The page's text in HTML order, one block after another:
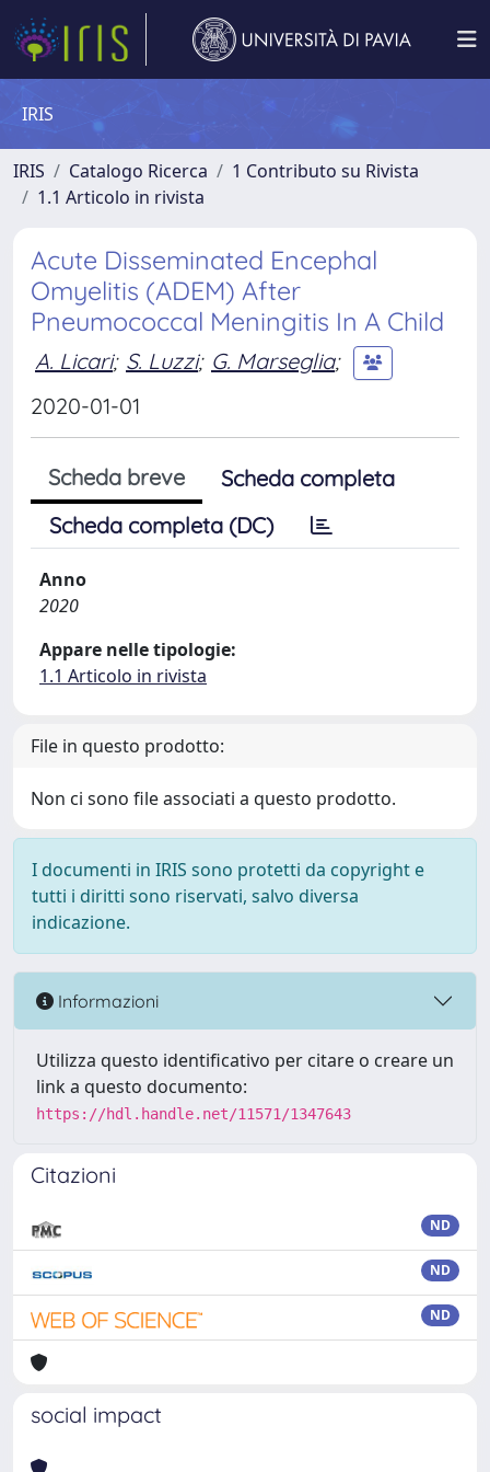
IRIS
IRIS Catalogo Ricerca
1 Contributo su Rivista
1.1 Articolo in rivista
Acute Disseminated Encephal
Omyelitis (ADEM) After
Pneumococcal Meningitis In A Child
A. Licari; S. Luzzi; G. Marseglia;
2020-01-01
Scheda breve
Scheda completa
Scheda completa (DC)
Anno
2020
Appare nelle tipologie:
1.1 Articolo in rivista
File in questo prodotto:
Non ci sono file associati a questo prodotto.
I documenti in IRIS sono protetti da copyright e
tutti i diritti sono riservati, salvo diversa
indicazione.
Informazioni
Utilizza questo identificativo per citare o creare un
link a questo documento:
https://hdl.handle.net/11571/1347643
Citazioni
ND
ND
ND
social impact